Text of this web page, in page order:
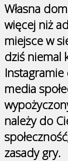
Własna
więcej niż
miejsce w
dziś niemal
Instagramie
media
należy do
zasady gry.